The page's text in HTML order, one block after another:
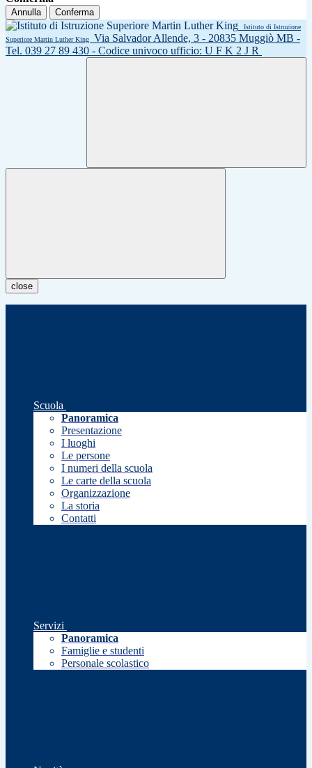
Annulla Conferma
Istituto di Istruzione
Superiore Martin Luther King
Via Salvador Allende, 3 - 20835 Muggiò MB -
Tel. 039 27 89 430 - Codice univoco ufficio: U F K 2 J R
close
Scuola
Panoramica
Presentazione
I luoghi
Le persone
I numeri della scuola
Le carte della scuola
Organizzazione
La storia
Contatti
Servizi
Panoramica
Famiglie e studenti
Personale scolastico